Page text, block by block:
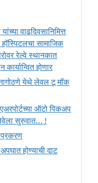
वाढदिवसानिमित्त
सामाजिक
रेल्वे स्थानकात
होणार
येथे लेवल टू मॉक
ऑटो पिकअप
सुरुवात… !
प्रकरण
होण्याची दाट